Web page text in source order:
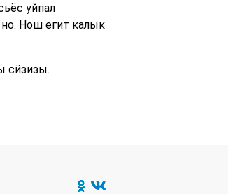
уйпал
Нош егит калык
сӥзизы.